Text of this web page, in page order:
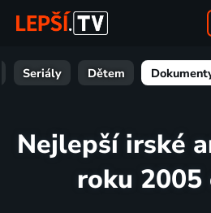
Seriály Dětem
Nejlepší irské
roku